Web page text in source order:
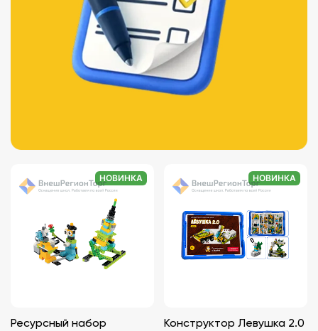
НОВИНКА
Ресурсный набор
НОВИНКА
Конструктор Левушка 2.0